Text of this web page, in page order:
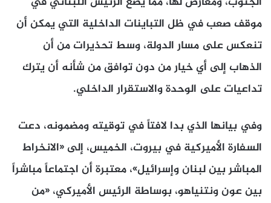
موقف صعب في ظل التباينات الداخلية التي يمكن أن
تنعكس على مسار الدولة، وسط تحذيرات من أن
الذهاب إلى أي خيار من دون توافق من شأنه أن يترك
تداعيات على الوحدة والاستقرار الداخلي.
وفي بيانها الذي بدا لافتاً في توقيته ومضمونه، دعت
السفارة الأميركية في بيروت، الخميس، إلى «الانخراط
المباشر بين لبنان وإسرائيل»، معتبرة أن اجتماعاً مباشراً
بين عون ونتنياهو، بوساطة الرئيس الأميركي، «من